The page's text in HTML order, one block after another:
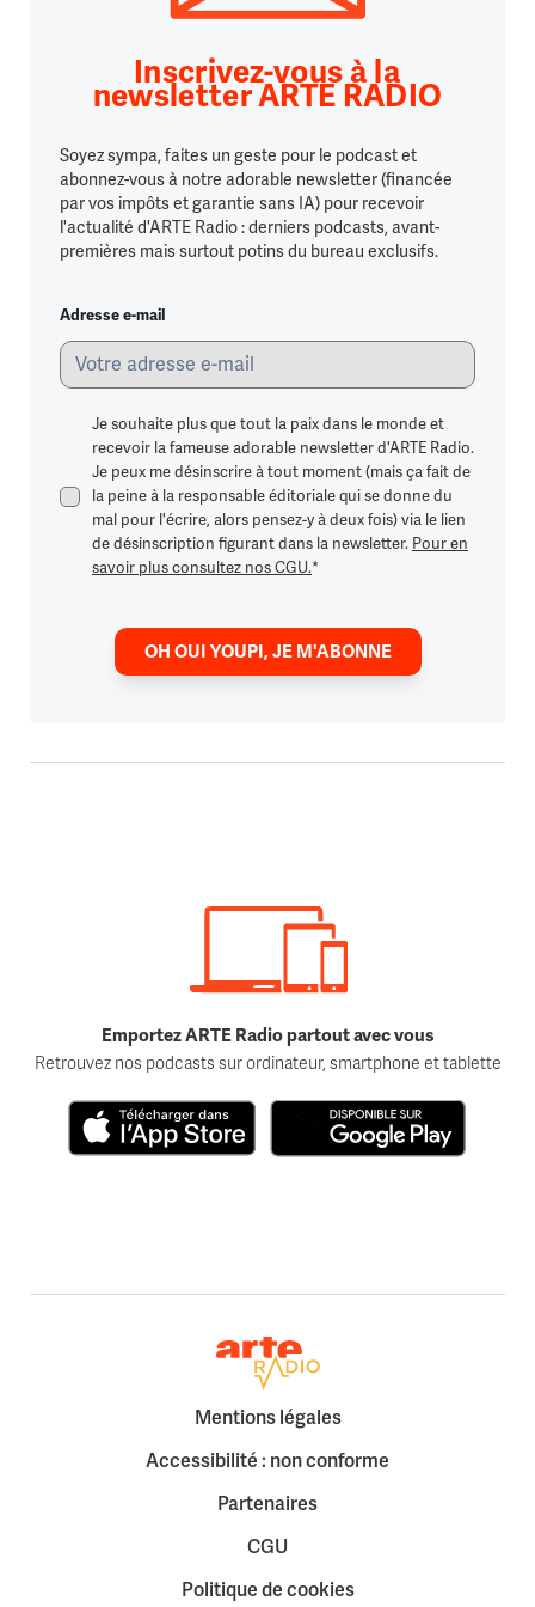
Inscrivez-vous à la
newsletter ARTE RADIO
Soyez sympa, faites un geste pour le podcast et
abonnez-vous à notre adorable newsletter (financée
par vos impôts et garantie sans IA) pour recevoir
l'actualité d'ARTE Radio : derniers podcasts, avant-
premières mais surtout potins du bureau exclusifs.
Adresse e-mail
Je souhaite plus que tout la paix dans le monde et
recevoir la fameuse adorable newsletter d'ARTE Radio.
Je peux me désinscrire à tout moment (mais ça fait de
la peine à la responsable éditoriale qui se donne du
mal pour l'écrire, alors pensez-y à deux fois) via le lien
de désinscription figurant dans la newsletter. Pour en
savoir plus consultez nos CGU.*
OH OUI YOUPI, JE M'ABONNE
Emportez ARTE Radio partout avec vous
Retrouvez nos podcasts sur ordinateur, smartphone et tablette
Retour à la page d'accueil
Mentions légales
Accessibilité : non conforme
Partenaires
CGU
Politique de cookies